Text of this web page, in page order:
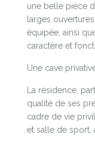
une belle pièce
larges
équipée, ainsi
caractère et
Une cave
La résidence,
qualité de ses
cadre de vie
et salle de sport,